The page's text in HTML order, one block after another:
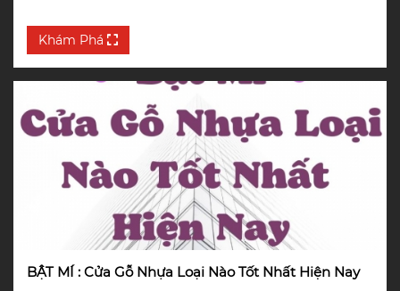
Khám Phá
BẬT MÍ : Cửa Gỗ Nhựa Loại Nào Tốt Nhất Hiện Nay